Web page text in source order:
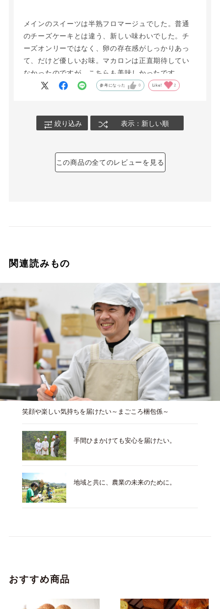
メインのスイーツは半熟フロマージュでした。普通
のチーズケーキとは違う、新しい味わいでした。チ
ーズオンリーではなく、卵の存在感がしっかりあっ
て、だけど優しいお味。マカロンは正直期待してい
なかったのですが、こちらも美味しかったです。
参考になった 0 Like! 2
絞り込み 表示：新しい順
この商品の全てのレビューを見る
関連読みもの
笑顔や楽しい気持ちを届けたい～まごころ梱包係～
手間ひまかけても安心を届けたい。
地域と共に、農業の未来のために。
おすすめ商品